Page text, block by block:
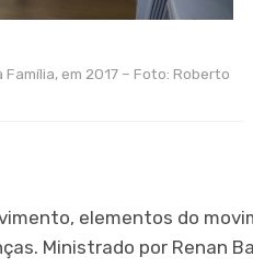
Família, em 2017 – Foto: Roberto
elementos do
Ministrado por Renan